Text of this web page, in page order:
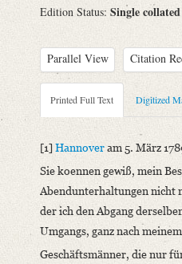
Edition Status: Single
Parallel View Citation
Metadata Concerning
Sender: Karl Friedrich
Recipient: August
Place of Dispatch:
Place of Destination:
Date: 05.03.1789
Notations: Empfangsort
Printed Text
Printed Full Text Digitized
[1]Hannoveram 5. März
Sie koennen gewiß, mein
Abendunterhaltungen nicht
der ich den Abgang
Umgangs, ganz nach
Geschäftsmänner, die nur